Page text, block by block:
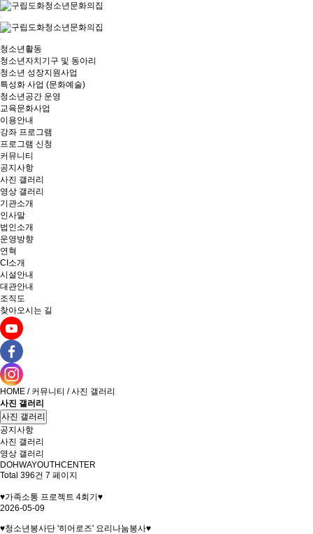
청소년활동
청소년자치기구 및 동아리
청소년 성장지원사업
특성화 사업 (문화예술)
청소년공간 운영
교육문화사업
이용안내
강좌 프로그램
프로그램 신청
커뮤니티
공지사항
사진 갤러리
영상 갤러리
기관소개
인사말
법인소개
운영방향
연혁
CI소개
시설안내
대관안내
조직도
찾아오시는 길
HOME / 커뮤니티 / 사진 갤러리
사진 갤러리
사진 갤러리
공지사항
사진 갤러리
영상 갤러리
DOHWAYOUTHCENTER
Total 396건 7 페이지
♥가족소통 프로젝트 4회기♥
2026-05-09
♥청소년봉사단 '히어로즈' 요리나눔봉사♥